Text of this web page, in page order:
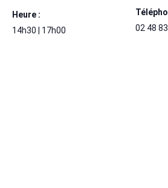
Heure :
14h30 | 17h00
02 48